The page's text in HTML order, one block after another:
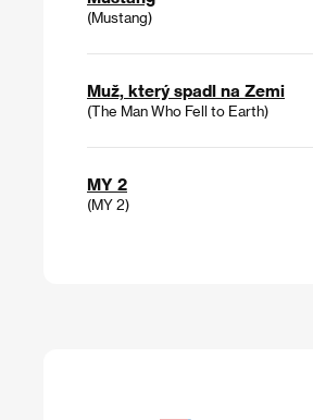
(Mustang)
Muž, který spadl na Zemi
(The Man Who Fell to Earth)
MY 2
(MY 2)